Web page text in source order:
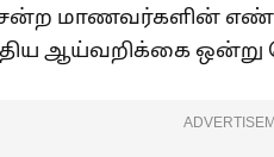
மாணவர்களின்
ஆய்வறிக்கை ஒன்று